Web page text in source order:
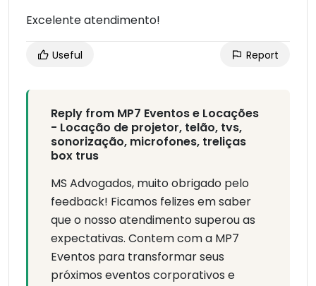
Excelente atendimento!
Useful Report
Reply from MP7 Eventos e Locações
- Locação de projetor, telão, tvs,
sonorização, microfones, treliças
box trus
MS Advogados, muito obrigado pelo
feedback! Ficamos felizes em saber
que o nosso atendimento superou as
expectativas. Contem com a MP7
Eventos para transformar seus
próximos eventos corporativos e